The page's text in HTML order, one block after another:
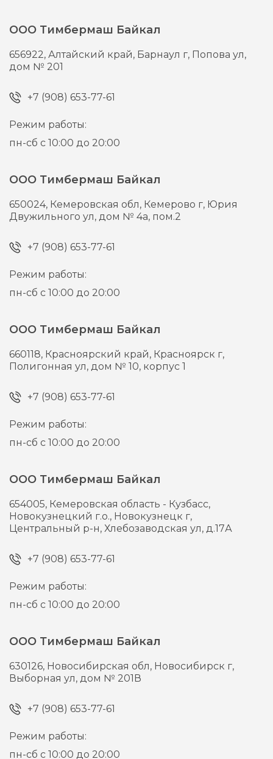
ООО Тимбермаш Байкал
656922,Алтайский край, Барнаул г, Попова ул,
дом № 201
+7 (908) 653-77-61
Режим работы:
пн-сб с 10:00 до 20:00
ООО Тимбермаш Байкал
650024, Кемеровская обл, Кемерово г, Юрия
Двужильного ул, дом № 4а, пом.2
+7 (908) 653-77-61
Режим работы:
пн-сб с 10:00 до 20:00
ООО Тимбермаш Байкал
660118, Красноярский край, Красноярск г,
Полигонная ул, дом № 10, корпус 1
+7 (908) 653-77-61
Режим работы:
пн-сб с 10:00 до 20:00
ООО Тимбермаш Байкал
654005, Кемеровская область - Кузбасс,
Новокузнецкий г.о., Новокузнецк г,
Центральный р-н, Хлебозаводская ул, д.17А
+7 (908) 653-77-61
Режим работы:
пн-сб с 10:00 до 20:00
ООО Тимбермаш Байкал
630126, Новосибирская обл, Новосибирск г,
Выборная ул, дом № 201В
+7 (908) 653-77-61
Режим работы:
пн-сб с 10:00 до 20:00